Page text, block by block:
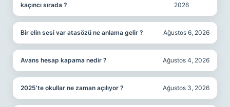
kaçıncı sırada ?
2026
Bir elin sesi var atasözü ne anlama gelir ? Ağustos 6, 2026
Avans hesap kapama nedir ? Ağustos 4, 2026
2025’te okullar ne zaman açılıyor ? Ağustos 3, 2026